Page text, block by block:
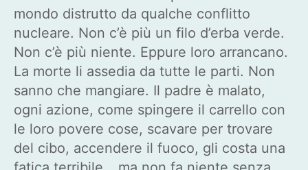
mondo distrutto da qualche conflitto
nucleare. Non c’è più un filo d’erba verde.
Non c’è più niente. Eppure loro arrancano.
La morte li assedia da tutte le parti. Non
sanno che mangiare. Il padre è malato,
ogni azione, come spingere il carrello con
le loro povere cose, scavare per trovare
del cibo, accendere il fuoco, gli costa una